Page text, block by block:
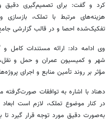
کرد و گفت: برای تصمیم‌گیری دقیق
هزینه‌های مرتبط با تملک،
تفکیک‌شده احصا و در قالب گزارشی
وی ادامه داد: ارائه مستندات کامل
شهر و کمیسیون عمران و حمل و
مؤثر بر روند تأمین منابع و اجرای
دهناد با اشاره به توافقات صورت‌گرفته
در کنار موضوع تملک، لازم است
به‌صورت دقیق مورد توجه قرار گیرد تا